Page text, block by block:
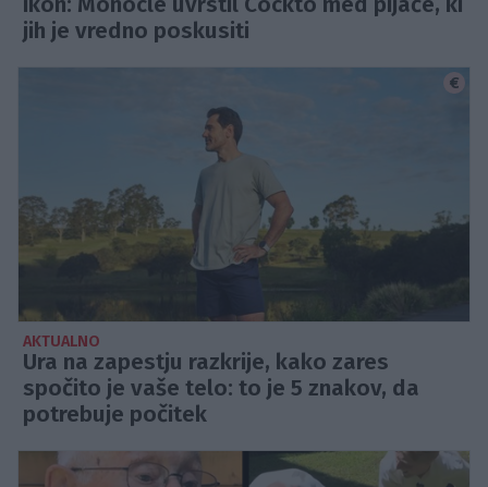
jih je vredno poskusiti
AKTUALNO
Ura na zapestju razkrije, kako zares
spočito je vaše telo: to je 5 znakov, da
potrebuje počitek